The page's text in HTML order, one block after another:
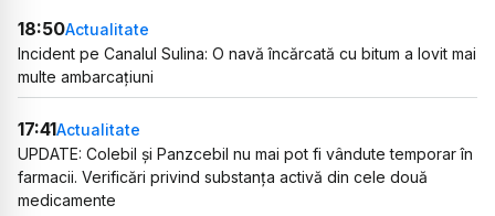
18:50Actualitate
Incident pe Canalul Sulina: O navă încărcată cu bitum a lovit mai
multe ambarcațiuni
17:41Actualitate
UPDATE: Colebil și Panzcebil nu mai pot fi vândute temporar în
farmacii. Verificări privind substanța activă din cele două
medicamente